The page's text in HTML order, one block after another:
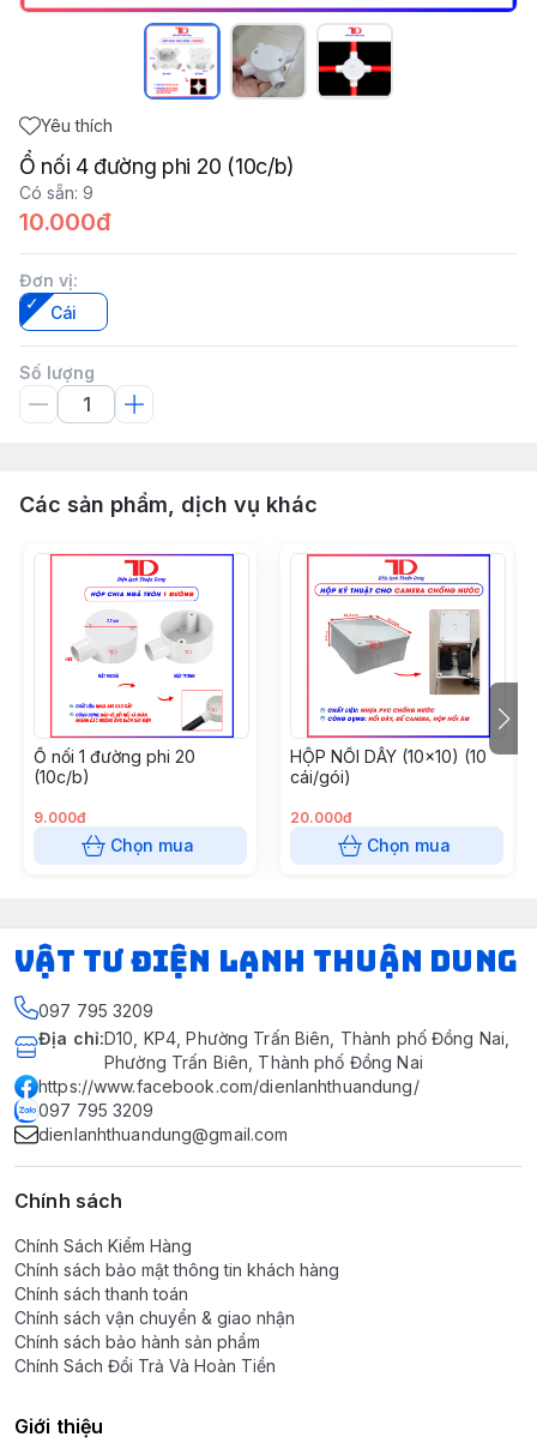
Yêu thích
Ổ nối 4 đường phi 20 (10c/b)
Có sẵn: 9
10.000đ
Đơn vị:
Cái
Số lượng
Các sản phẩm, dịch vụ khác
Ổ nối 1 đường phi 20
(10c/b)
9.000đ
Chọn mua
HỘP NỐI DÂY (10x10) (10
cái/gói)
20.000đ
Chọn mua
VẬT TƯ ĐIỆN LẠNH THUẬN DUNG
097 795 3209
Địa chỉ:D10, KP4, Phường Trấn Biên, Thành phố Đồng Nai,
Phường Trấn Biên, Thành phố Đồng Nai
https://www.facebook.com/dienlanhthuandung/
097 795 3209
dienlanhthuandung@gmail.com
Chính sách
Chính Sách Kiểm Hàng
Chính sách bảo mật thông tin khách hàng
Chính sách thanh toán
Chính sách vận chuyển & giao nhận
Chính sách bảo hành sản phẩm
Chính Sách Đổi Trả Và Hoàn Tiền
Giới thiệu